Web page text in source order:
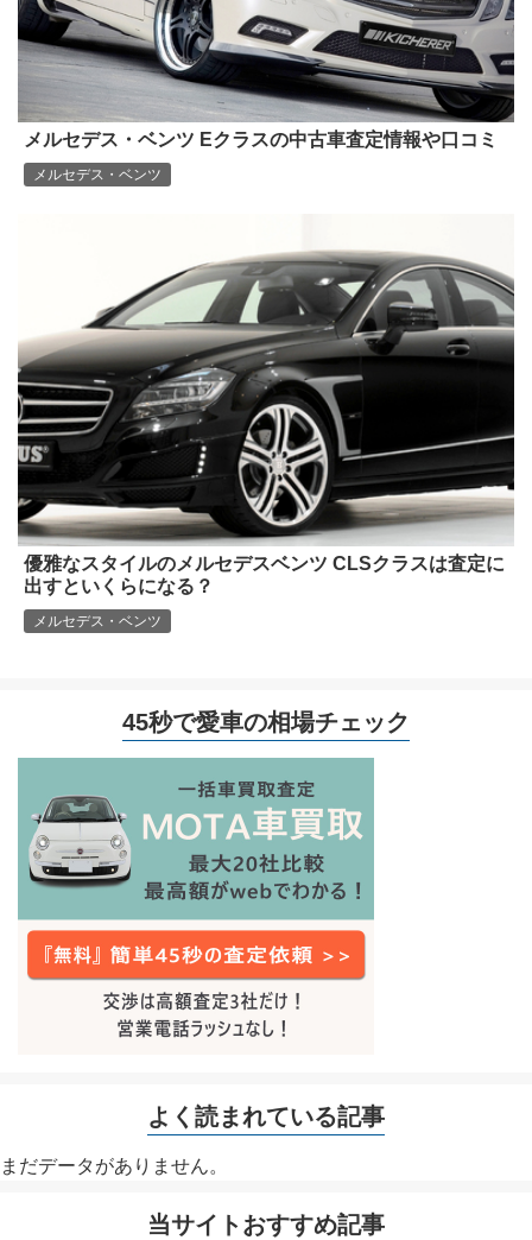
メルセデス・ベンツ Eクラスの中古車査定情報や口コミ
メルセデス・ベンツ
優雅なスタイルのメルセデスベンツ CLSクラスは査定に
出すといくらになる？
メルセデス・ベンツ
45秒で愛車の相場チェック
よく読まれている記事
まだデータがありません。
当サイトおすすめ記事